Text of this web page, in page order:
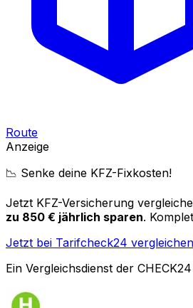
Route
Anzeige
📉 Senke deine KFZ-Fixkosten!
Jetzt KFZ-Versicherung
zu 850 € jährlich sparen.
Jetzt bei Tarifcheck24 vergleichen
Ein Vergleichsdienst der